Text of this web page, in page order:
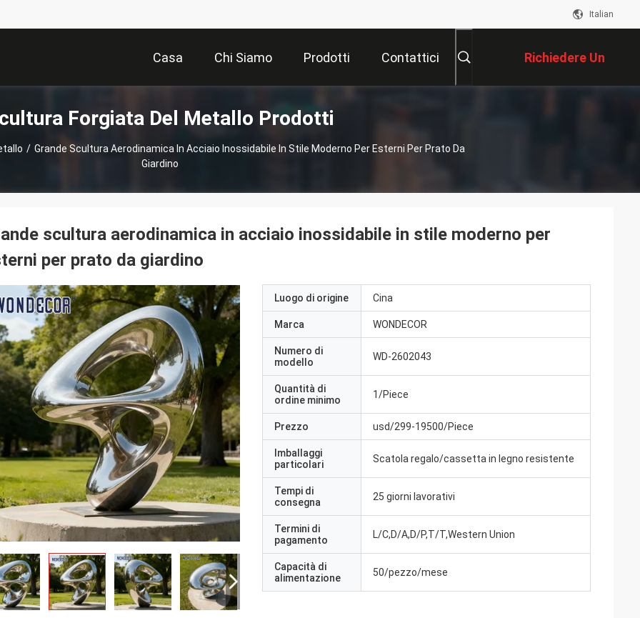
Italian
Casa Chi Siamo Prodotti Contattici Richiedere Un
Preventivo
Forgiata Del Metallo Prodotti
/ Grande Scultura Aerodinamica In Acciaio Inossidabile In Stile Moderno Per Esterni Per Prato Da
Giardino
scultura aerodinamica in acciaio inossidabile in stile moderno per
per prato da giardino
Luogo di origine Cina
Marca WONDECOR
Numero di
modello
WD-2602043
Quantità di
ordine minimo
1/Piece
Prezzo usd/299-19500/Piece
Imballaggi
particolari
Scatola regalo/cassetta in legno resistente
Tempi di
consegna
25 giorni lavorativi
Termini di
pagamento
L/C,D/A,D/P,T/T,Western Union
Capacità di
alimentazione
50/pezzo/mese